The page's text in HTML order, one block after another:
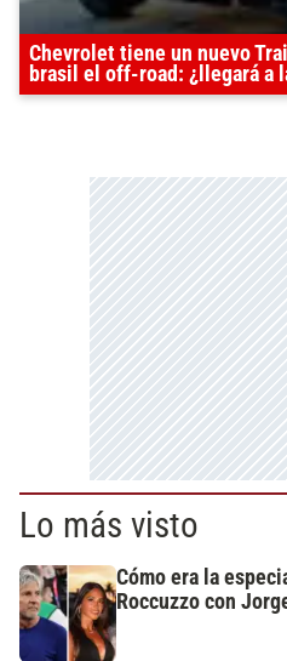
Chevrolet tiene un nuevo
brasil el off-road: ¿llegará a
Lo más visto
Cómo era la
Roccuzzo con